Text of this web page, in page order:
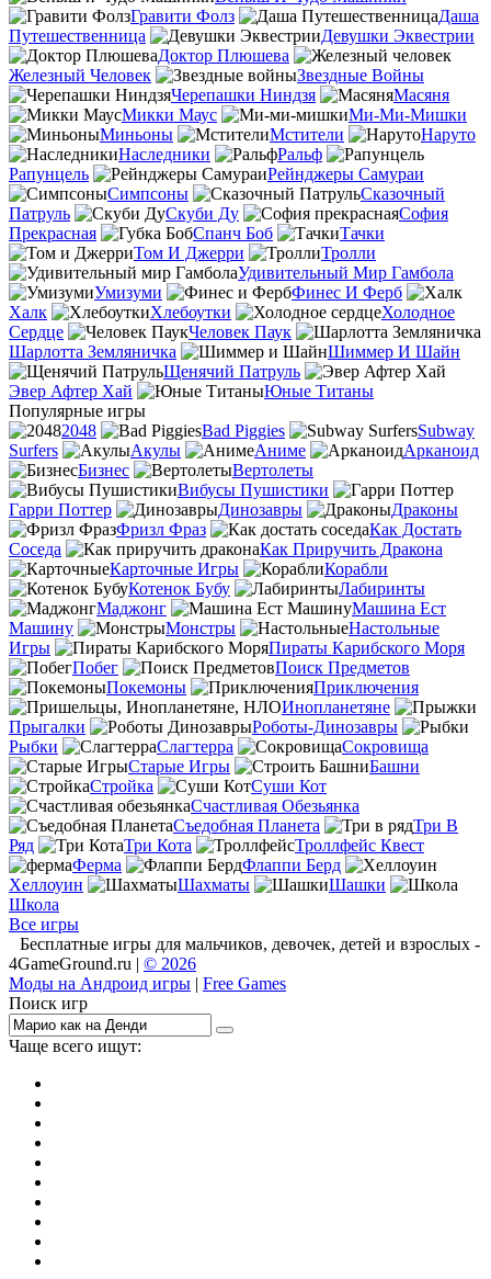
Гравити Фолз
Даша
Путешественница
Девушки Эквестрии
Доктор Плюшева
Железный Человек
Звездные Войны
Черепашки Ниндзя
Масяня
Микки Маус
Ми-Ми-Мишки
Миньоны
Мстители
Наруто
Наследники
Ральф
Рапунцель
Рейнджеры Самураи
Симпсоны
Сказочный
Патруль
Скуби Ду
София
Прекрасная
Спанч Боб
Тачки
Том И Джерри
Тролли
Удивительный Мир Гамбола
Умизуми
Финес И Ферб
Халк
Хлебоутки
Холодное
Сердце
Человек Паук
Шарлотта Земляничка
Шиммер И Шайн
Щенячий Патруль
Эвер Афтер Хай
Юные Титаны
Популярные игры
2048
Bad Piggies
Subway
Surfers
Акулы Аниме
Арканоид
Бизнес
Вертолеты
Вибусы Пушистики
Гарри Поттер
Динозавры
Драконы
Фризл Фраз
Как Достать
Соседа
Как Приручить Дракона
Карточные Игры
Корабли
Котенок Бубу
Лабиринты
Маджонг
Машина Ест
Машину
Монстры
Настольные
Игры
Пираты Карибского Моря
Побег
Поиск Предметов
Покемоны
Приключения
Инопланетяне
Прыгалки
Роботы-Динозавры
Рыбки
Слагтерра
Сокровища
Старые Игры
Башни
Стройка
Суши Кот
Счастливая Обезьянка
Съедобная Планета
Три В
Ряд
Три Кота
Троллфейс Квест
Ферма
Флаппи Берд
Хеллоуин
Шахматы
Шашки
Школа
Все игры
Бесплатные игры для мальчиков, девочек, детей и взрослых -
4GameGround.ru | © 2026
Моды на Андроид игры | Free Games
Поиск игр
Чаще всего ищут: